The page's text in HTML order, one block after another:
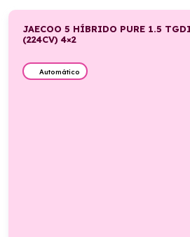
JAECOO 5 HÍBRIDO PURE 1.5
(224CV) 4×2
Automático